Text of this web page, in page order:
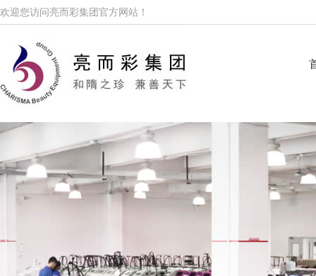
欢迎您访问亮而彩集团官方网站！